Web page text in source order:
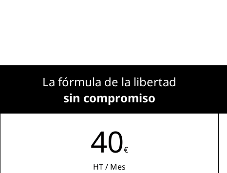
La fórmula de la libertad
sin compromiso
40€
HT / Mes